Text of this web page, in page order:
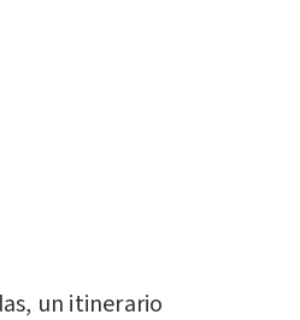
un itinerario